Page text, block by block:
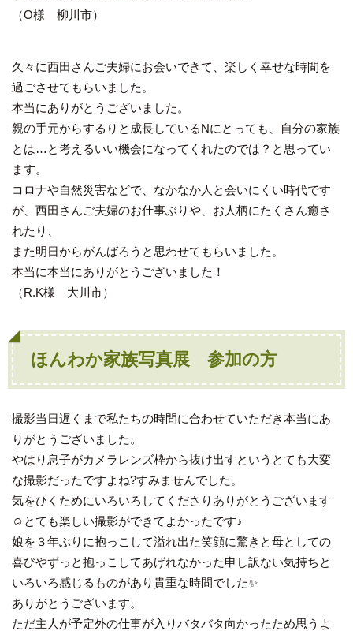
（O様 柳川市）
久々に西田さんご夫婦にお会いできて、楽しく幸せな時間を
過ごさせてもらいました。
本当にありがとうございました。
親の手元からするりと成長しているNにとっても、自分の家族
とは…と考えるいい機会になってくれたのでは？と思ってい
ます。
コロナや自然災害などで、なかなか人と会いにくい時代です
が、西田さんご夫婦のお仕事ぶりや、お人柄にたくさん癒さ
れたり、
また明日からがんばろうと思わせてもらいました。
本当に本当にありがとうございました！
（R.K様 大川市）
ほんわか家族写真展 参加の方
撮影当日遅くまで私たちの時間に合わせていただき本当にあ
りがとうございました。
やはり息子がカメラレンズ枠から抜け出すというとても大変
な撮影だったですよね?すみませんでした。
気をひくためにいろいろしてくださりありがとうございます
☺️とても楽しい撮影ができてよかったです♪
娘を３年ぶりに抱っこして溢れ出た笑顔に驚きと母としての
喜びやずっと抱っこしてあげれなかった申し訳ない気持ちと
いろいろ感じるものがあり貴重な時間でした✨
ありがとうございます。
ただ主人が予定外の仕事が入りバタバタ向かったため思うよ